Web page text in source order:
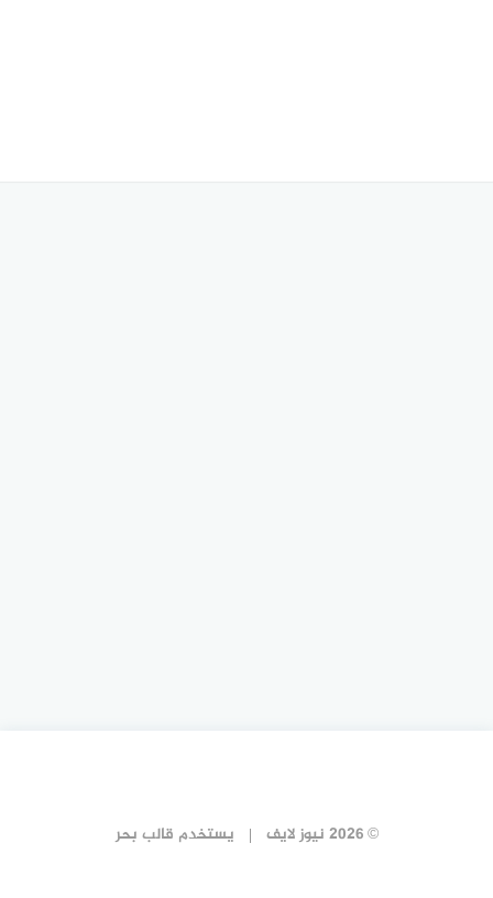
© 2026 نيوز لايف يستخدم قالب بحر